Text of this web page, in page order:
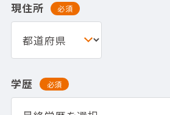
現住所 必須
学歴 必須